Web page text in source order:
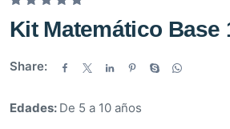
V
a
o
a
Kit Matemático Base
Share:
Edades: De 5 a 10 años